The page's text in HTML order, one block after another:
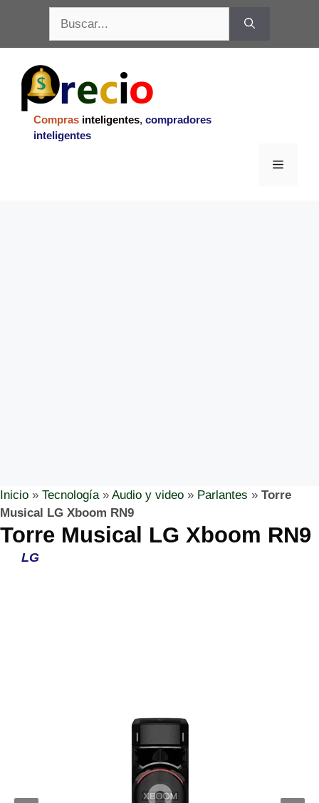
contenido
Compras inteligentes, compradores
inteligentes
Menu
Inicio » Tecnología» Audio y video » Parlantes » Torre
Musical LG Xboom RN9
Torre Musical LG Xboom RN9
LG